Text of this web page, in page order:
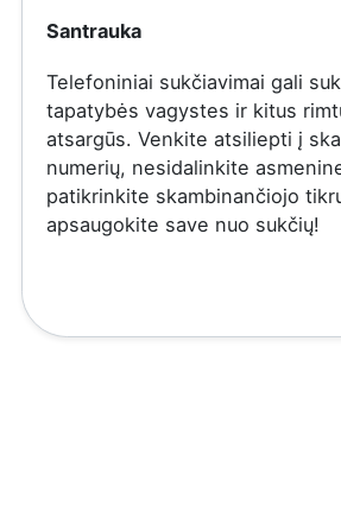
Santrauka
Telefoniniai sukčiavimai gali
tapatybės vagystes ir kitus
atsargūs. Venkite atsiliepti į
numerių, nesidalinkite
patikrinkite skambinančiojo
apsaugokite save nuo sukčių!